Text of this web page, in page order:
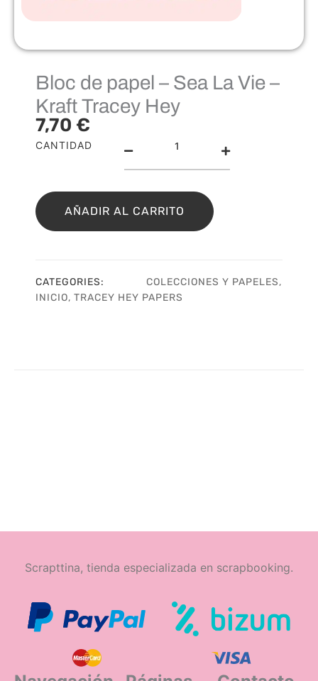
Bloc de papel – Sea La Vie –
Kraft Tracey Hey
7,70 €
CANTIDAD
Bloc
papel
Vie
Tracey
Hey
AÑADIR AL CARRITO
CATEGORIES: COLECCIONES Y PAPELES,
INICIO, TRACEY HEY PAPERS
Scrapttina, tienda especializada en scrapbooking.